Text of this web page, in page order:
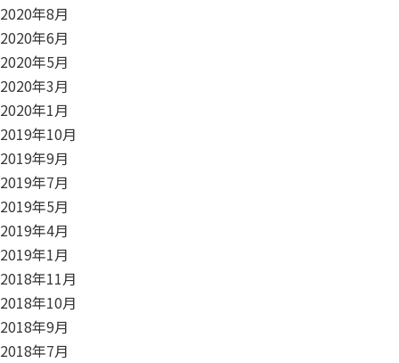
2020年8月
2020年6月
2020年5月
2020年3月
2020年1月
2019年10月
2019年9月
2019年7月
2019年5月
2019年4月
2019年1月
2018年11月
2018年10月
2018年9月
2018年7月